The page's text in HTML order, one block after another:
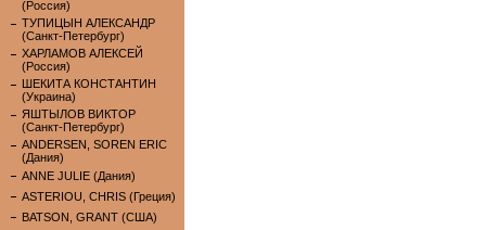
(Россия)
ТУПИЦЫН АЛЕКСАНДР
(Санкт-Петербург)
ХАРЛАМОВ АЛЕКСЕЙ
(Россия)
ШЕКИТА КОНСТАНТИН
(Украина)
ЯШТЫЛОВ ВИКТОР
(Санкт-Петербург)
ANDERSEN, SOREN ERIC
(Дания)
ANNE JULIE (Дания)
ASTERIOU, CHRIS (Греция)
BATSON, GRANT (США)